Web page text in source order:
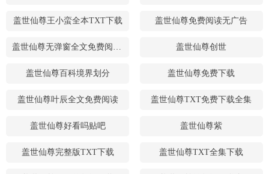
盖世仙尊王小蛮全本TXT下载 盖世仙尊免费阅读无广告
盖世仙尊无弹窗全文免费阅读笔趣阁下载 盖世仙尊创世
盖世仙尊百科境界划分 盖世仙尊免费下载
盖世仙尊叶辰全文免费阅读 盖世仙尊TXT免费下载全集
盖世仙尊好看吗贴吧 盖世仙尊紫
盖世仙尊完整版TXT下载 盖世仙尊TXT全集下载